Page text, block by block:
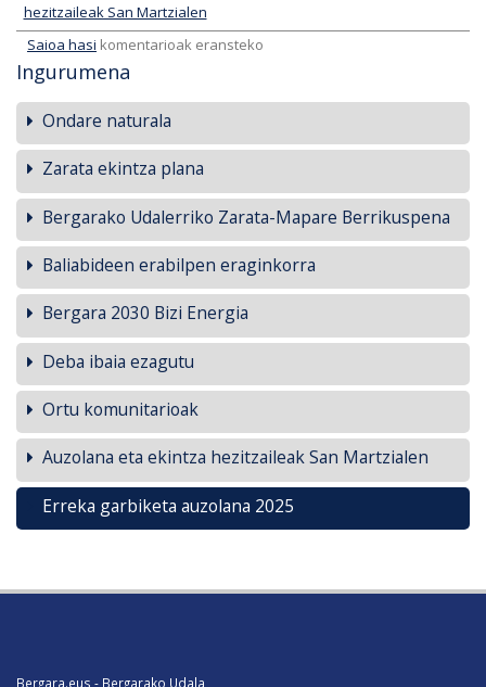
hezitzaileak San Martzialen
Saioa hasi komentarioak eransteko
Ingurumena
Ondare naturala
Zarata ekintza plana
Bergarako Udalerriko Zarata-Mapare Berrikuspena
Baliabideen erabilpen eraginkorra
Bergara 2030 Bizi Energia
Deba ibaia ezagutu
Ortu komunitarioak
Auzolana eta ekintza hezitzaileak San Martzialen
Erreka garbiketa auzolana 2025
Bergara.eus - Bergarako Udala